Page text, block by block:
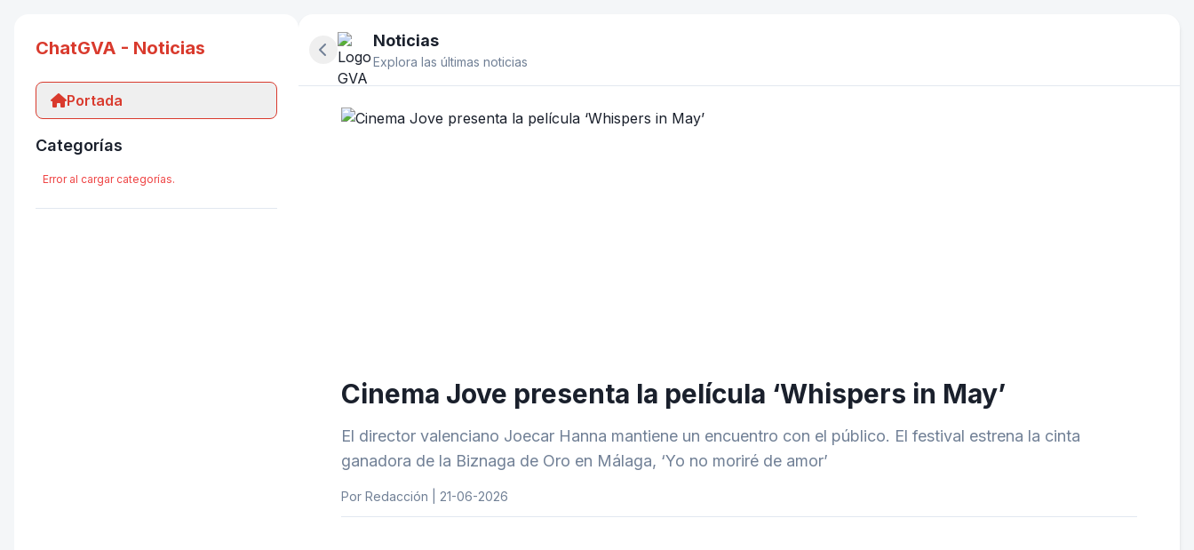
ChatGVA - Noticias
Portada
Categorías
Error al cargar categorías.
Ocultar panel lateral
Noticias
Explora las últimas noticias
Cinema Jove presenta la película ‘Whispers in May’
El director valenciano Joecar Hanna mantiene un encuentro con el público. El festival estrena la cinta
ganadora de la Biznaga de Oro en Málaga, ‘Yo no moriré de amor’
Por Redacción | 21-06-2026